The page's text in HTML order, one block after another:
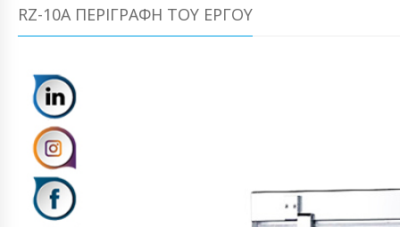
RZ-10A ΠΕΡΙΓΡΑΦΉ ΤΟΥ ΈΡΓΟΥ